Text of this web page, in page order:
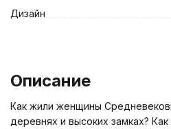
Дизайн
Описание
Как жили женщины
деревнях и высоких замках?